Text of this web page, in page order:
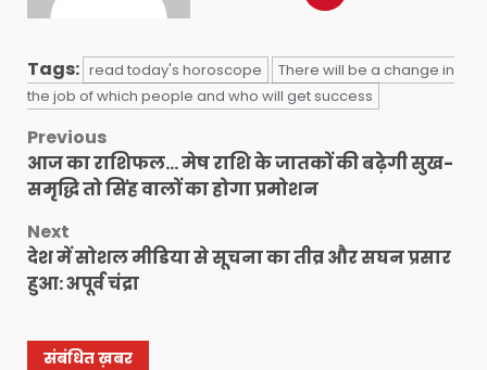
Tags: read today's horoscope
There will be a change in
the job of which people and who will get success
Post
navigation
Previous
आज का राशिफल… मेष राशि के जातकों की बढ़ेगी सुख-
समृद्धि तो सिंह वालों का होगा प्रमोशन
Next
देश में सोशल मीडिया से सूचना का तीव्र और सघन प्रसार
हुआ: अपूर्व चंद्रा
संबंधित ख़बर